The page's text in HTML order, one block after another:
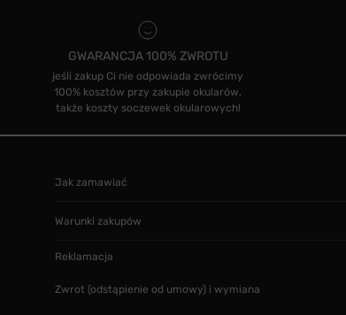
GWARANCJA 100% ZWROTU
jeśli zakup Ci nie odpowiada zwrócimy
100% kosztów przy zakupie okularów,
także koszty soczewek okularowych!
Jak zamawiać
Warunki zakupów
Reklamacja
Zwrot (odstąpienie od umowy) i wymiana